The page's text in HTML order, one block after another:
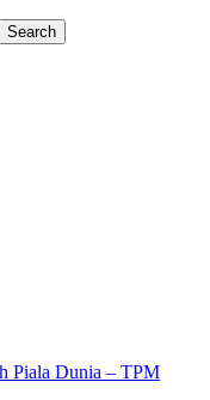
Piala Dunia – TPM